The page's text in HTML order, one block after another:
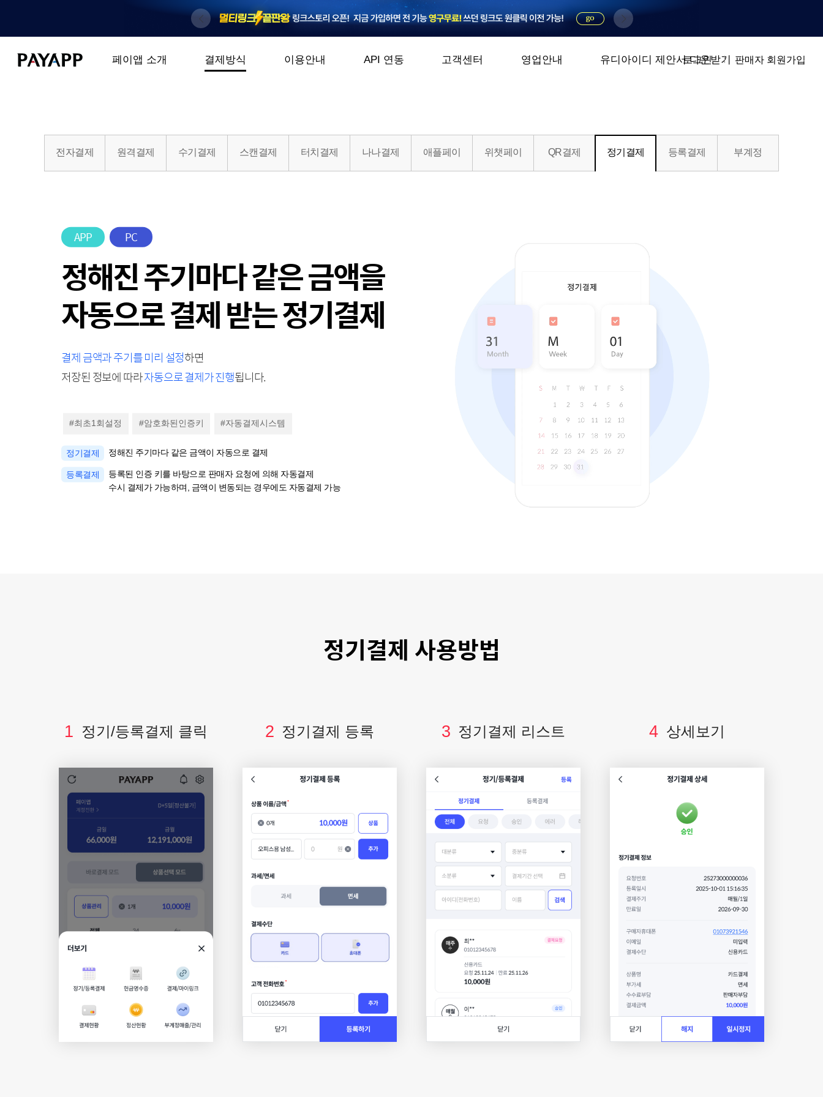
페이앱 소개 결제방식 이용안내 API 연동 고객센터 영업안내 유디아이디 제안서 다운받기
로그인 판매자 회원가입
전자결제 원격결제 수기결제 스캔결제 터치결제 나나결제 애플페이 위챗페이 QR결제 정기결제 등록결제 부계정
APP PC
정해진 주기마다 같은 금액을
자동으로 결제 받는 정기결제
결제 금액과 주기를 미리 설정하면
저장된 정보에 따라자동으로 결제가 진행됩니다.
#최초1회설정 #암호화된인증키 #자동결제시스템
정기결제 정해진 주기마다 같은 금액이 자동으로 결제
등록결제
등록된 인증 키를 바탕으로 판매자 요청에 의해 자동결제
수시 결제가 가능하며, 금액이 변동되는 경우에도 자동결제 가능
정기결제 사용방법
1 정기/등록결제 클릭 2 정기결제 등록 3 정기결제 리스트 4 상세보기